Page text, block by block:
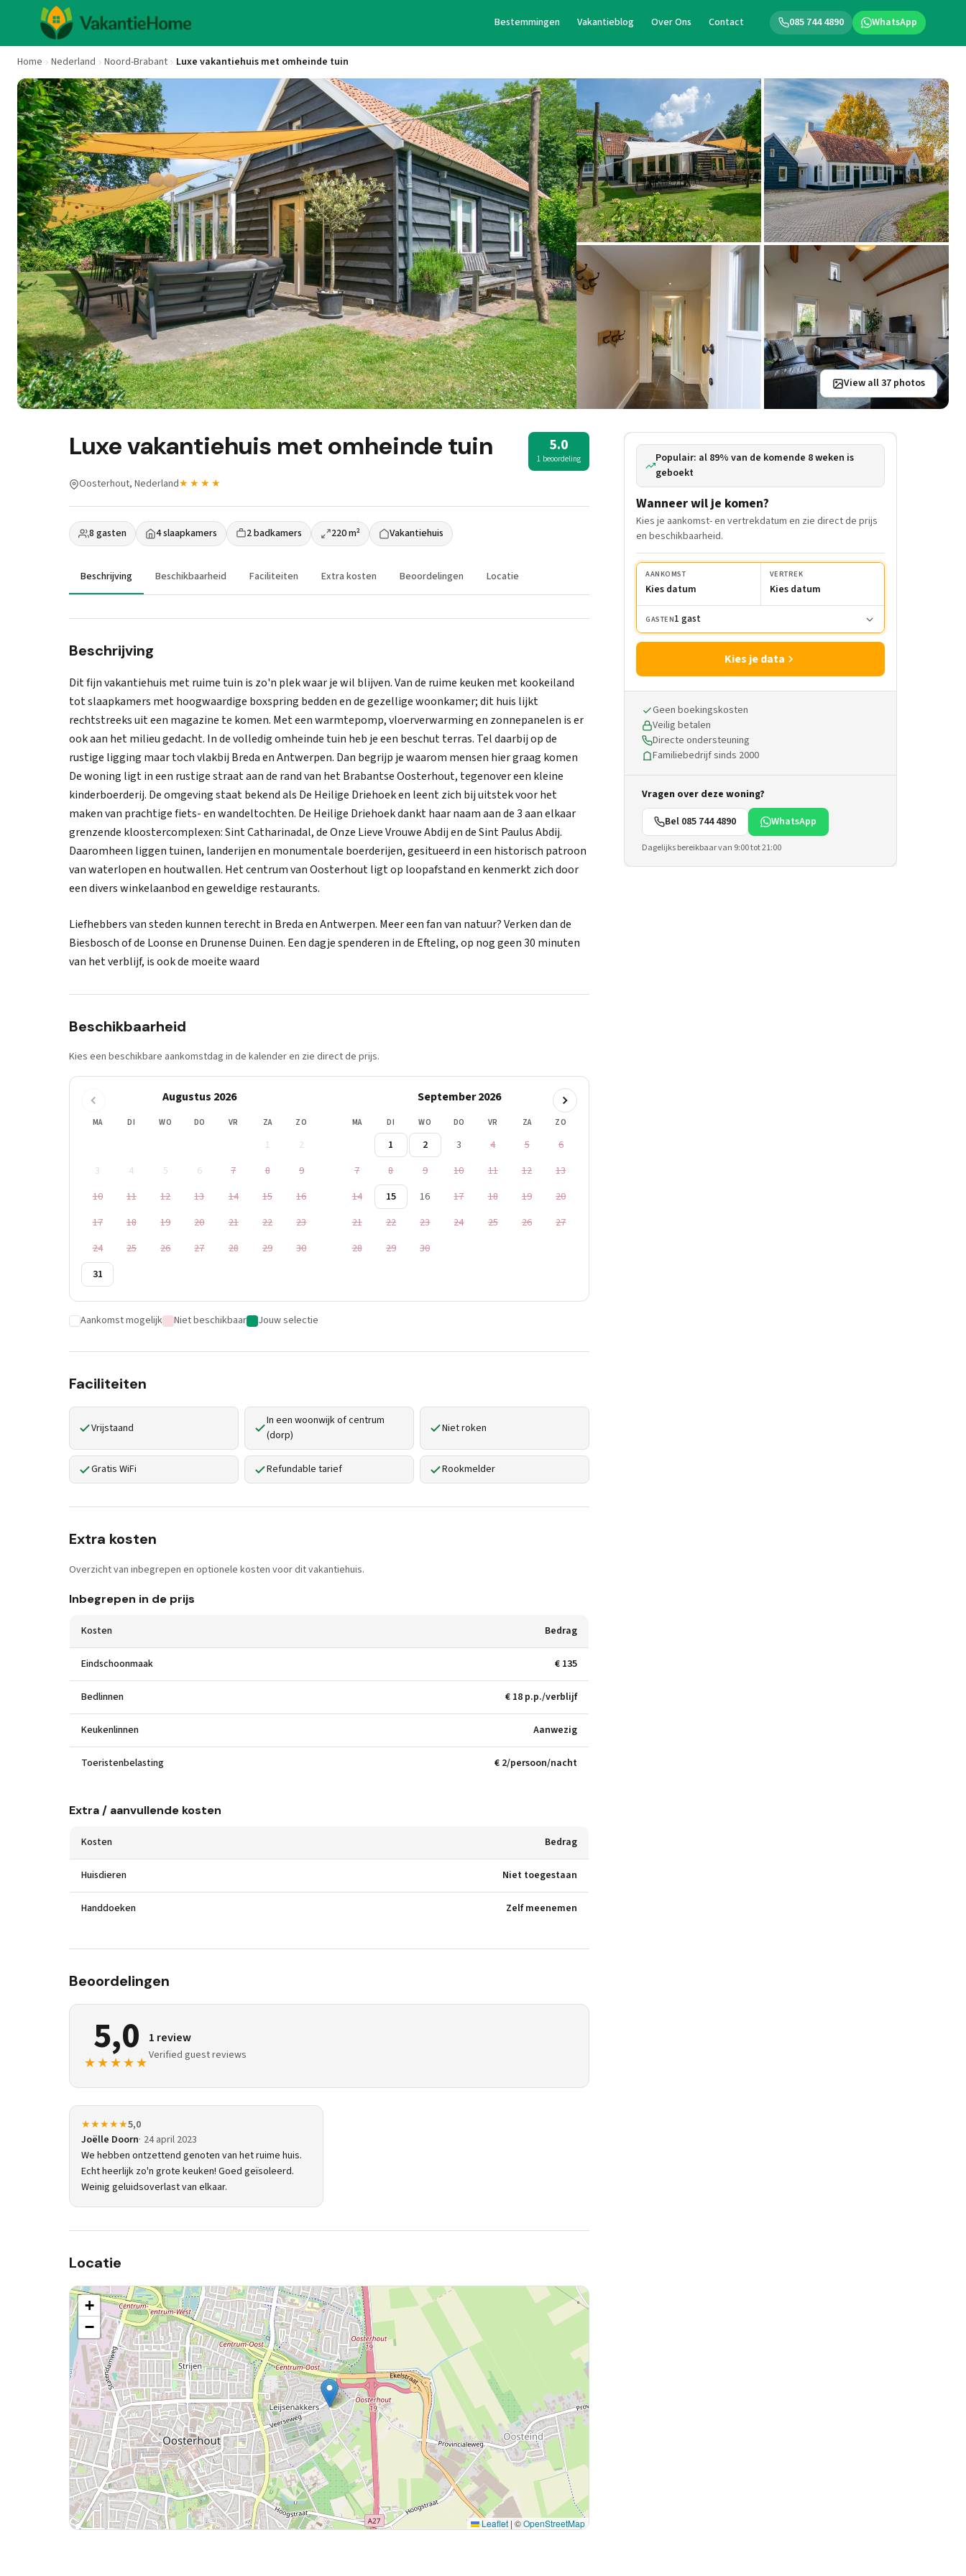
085 744 4890 WhatsApp
Bestemmingen Vakantieblog Over Ons Contact
Home Nederland Noord-Brabant Luxe vakantiehuis met omheinde tuin
View all 37 photos
Luxe vakantiehuis met omheinde tuin 5.0
1 beoordeling
Oosterhout, Nederland★★★★
8 gasten 4 slaapkamers 2 badkamers 220 m² Vakantiehuis
Beschrijving Beschikbaarheid Faciliteiten Extra kosten Beoordelingen Locatie
Beschrijving
Dit fijn vakantiehuis met ruime tuin is zo'n plek waar je wil blijven. Van de ruime keuken met kookeiland
tot slaapkamers met hoogwaardige boxspring bedden en de gezellige woonkamer; dit huis lijkt
rechtstreeks uit een magazine te komen. Met een warmtepomp, vloerverwarming en zonnepanelen is er
ook aan het milieu gedacht. In de volledig omheinde tuin heb je een beschut terras. Tel daarbij op de
rustige ligging maar toch vlakbij Breda en Antwerpen. Dan begrijp je waarom mensen hier graag komen
De woning ligt in een rustige straat aan de rand van het Brabantse Oosterhout, tegenover een kleine
kinderboerderij. De omgeving staat bekend als De Heilige Driehoek en leent zich bij uitstek voor het
maken van prachtige fiets- en wandeltochten. De Heilige Driehoek dankt haar naam aan de 3 aan elkaar
grenzende kloostercomplexen: Sint Catharinadal, de Onze Lieve Vrouwe Abdij en de Sint Paulus Abdij.
Daaromheen liggen tuinen, landerijen en monumentale boerderijen, gesitueerd in een historisch patroon
van waterlopen en houtwallen. Het centrum van Oosterhout ligt op loopafstand en kenmerkt zich door
een divers winkelaanbod en geweldige restaurants.
Liefhebbers van steden kunnen terecht in Breda en Antwerpen. Meer een fan van natuur? Verken dan de
Biesbosch of de Loonse en Drunense Duinen. Een dagje spenderen in de Efteling, op nog geen 30 minuten
van het verblijf, is ook de moeite waard
Beschikbaarheid
Kies een beschikbare aankomstdag in de kalender en zie direct de prijs.
Augustus 2026
MA DI WO DO VR ZA ZO
1
2
3
4 5 6 7 8
9
10
11 12 13 14 15
16
17
18 19 20 21 22
23
24
25 26 27 28 29
30
31
September 2026
MA DI WO DO VR ZA ZO
1 2 3 4 5
6
7
8 9 10 11 12
13
14
15 16 17 18 19
20
21
22 23 24 25 26
27
28
29 30
Aankomst mogelijk Niet beschikbaar Jouw selectie
Faciliteiten
Vrijstaand
In een woonwijk of centrum
(dorp)
Niet roken
Gratis WiFi Refundable tarief Rookmelder
Extra kosten
Overzicht van inbegrepen en optionele kosten voor dit vakantiehuis.
Inbegrepen in de prijs
Kosten Bedrag
Eindschoonmaak € 135
Bedlinnen € 18 p.p./verblijf
Keukenlinnen Aanwezig
Toeristenbelasting € 2/persoon/nacht
Extra / aanvullende kosten
Kosten Bedrag
Huisdieren Niet toegestaan
Handdoeken Zelf meenemen
Beoordelingen
5,0
★★★★★
1 review
Verified guest reviews
★★★★★5,0
Joëlle Doorn 24 april 2023
We hebben ontzettend genoten van het ruime huis.
Echt heerlijk zo'n grote keuken! Goed geïsoleerd.
Weinig geluidsoverlast van elkaar.
Locatie
+
−
Leaflet | ©OpenStreetMap
Populair: al 89% van de komende 8 weken is
geboekt
Wanneer wil je komen?
Kies je aankomst- en vertrekdatum en zie direct de prijs
en beschikbaarheid.
AANKOMST
Kies datum
VERTREK
Kies datum
GASTEN1 gast
Kies je data
Geen boekingskosten
Veilig betalen
Directe ondersteuning
Familiebedrijf sinds 2000
Vragen over deze woning?
Bel 085 744 4890
WhatsApp
Dagelijks bereikbaar van 9:00 tot 21:00